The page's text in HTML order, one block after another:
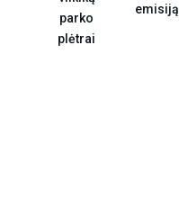
parko
plėtrai
emisiją